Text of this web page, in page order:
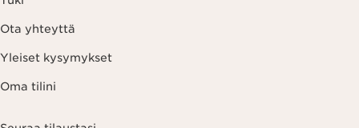
Ota yhteyttä
Yleiset kysymykset
Oma tilini